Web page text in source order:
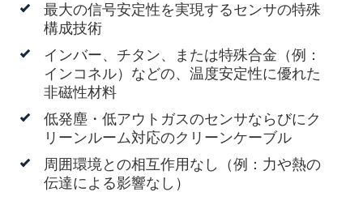
最大の信号安定性を実現するセンサの特殊
構成技術
インバー、チタン、または特殊合金（例：
インコネル）などの、温度安定性に優れた
非磁性材料
低発塵・低アウトガスのセンサならびにク
リーンルーム対応のクリーンケーブル
周囲環境との相互作用なし（例：力や熱の
伝達による影響なし）